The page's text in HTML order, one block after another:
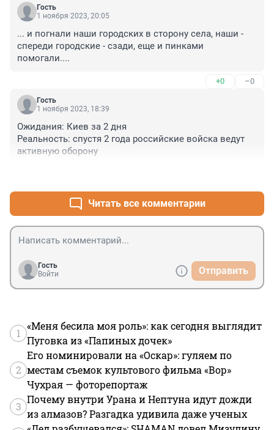
Гость
1 ноября 2023, 20:05
... и погнали наши городских в сторону села, наши -
спереди городские - сзади, еще и пинками
помогали....
+0 –0
Гость
1 ноября 2023, 18:39
Ожидания: Киев за 2 дня
Реальность: спустя 2 года российские войска ведут
активную оборону
Читать все комментарии
Гость
Войти
Отправить
1
«Меня бесила моя роль»: как сегодня выглядит
Пуговка из «Папиных дочек»
2
Его номинировали на «Оскар»: гуляем по
местам съемок культового фильма «Вор»
Чухрая — фоторепортаж
3
Почему внутри Урана и Нептуна идут дожди
из алмазов? Разгадка удивила даже ученых